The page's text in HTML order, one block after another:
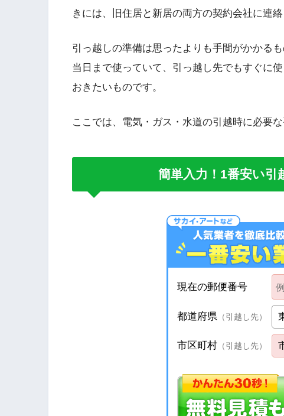
きには、旧住居と新居の両方の契約会社に連絡
引っ越しの準備は思ったよりも手間がかかる
当日まで使っていて、引っ越し先でもすぐに
おきたいものです。
ここでは、電気・ガス・水道の引越時に必要
簡単入力！1番安い引